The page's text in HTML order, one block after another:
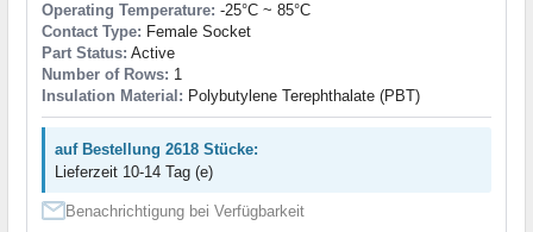
Operating Temperature: -25°C ~ 85°C
Contact Type: Female Socket
Part Status: Active
Number of Rows: 1
Insulation Material: Polybutylene Terephthalate (PBT)
auf Bestellung 2618 Stücke:
Lieferzeit 10-14 Tag (e)
Benachrichtigung bei Verfügbarkeit